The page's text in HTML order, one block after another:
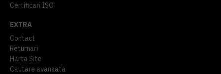
Certificari ISO
EXTRA
Contact
Returnari
Harta Site
Cautare avansata